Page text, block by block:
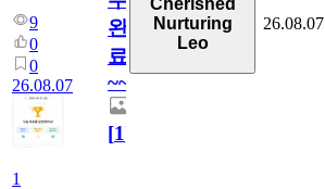
9
0
0
26.08.07
1
완
료
~~
[1]
Cherished
Nurturing
Leo
26.08.07